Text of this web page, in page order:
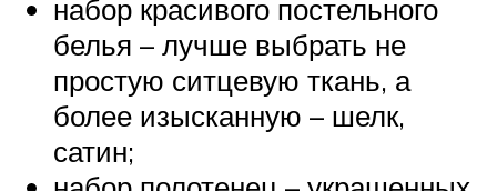
набор красивого постельного
белья – лучше выбрать не
простую ситцевую ткань, а
более изысканную – шелк,
сатин;